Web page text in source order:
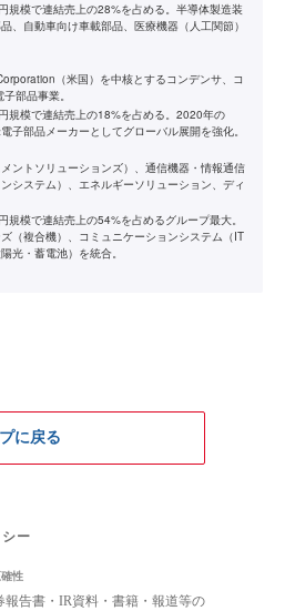
規模で連結売上の28%を占める。半導体製造装
、自動車向け車載部品、医療機器（人工関節）
（米国）を中核とするコンデンサ、コ
部品事業。
規模で連結売上の18%を占める。2020年の
子部品メーカーとしてグローバル展開を強化。
ントソリューションズ）、通信機器・情報通信
システム）、エネルギーソリューション、ディ
模で連結売上の54%を占めるグループ最大。
（複合機）、コミュニケーションシステム（IT
光・蓄電池）を統合。
に戻る
ー
性
報告書・IR資料・書籍・報道等の